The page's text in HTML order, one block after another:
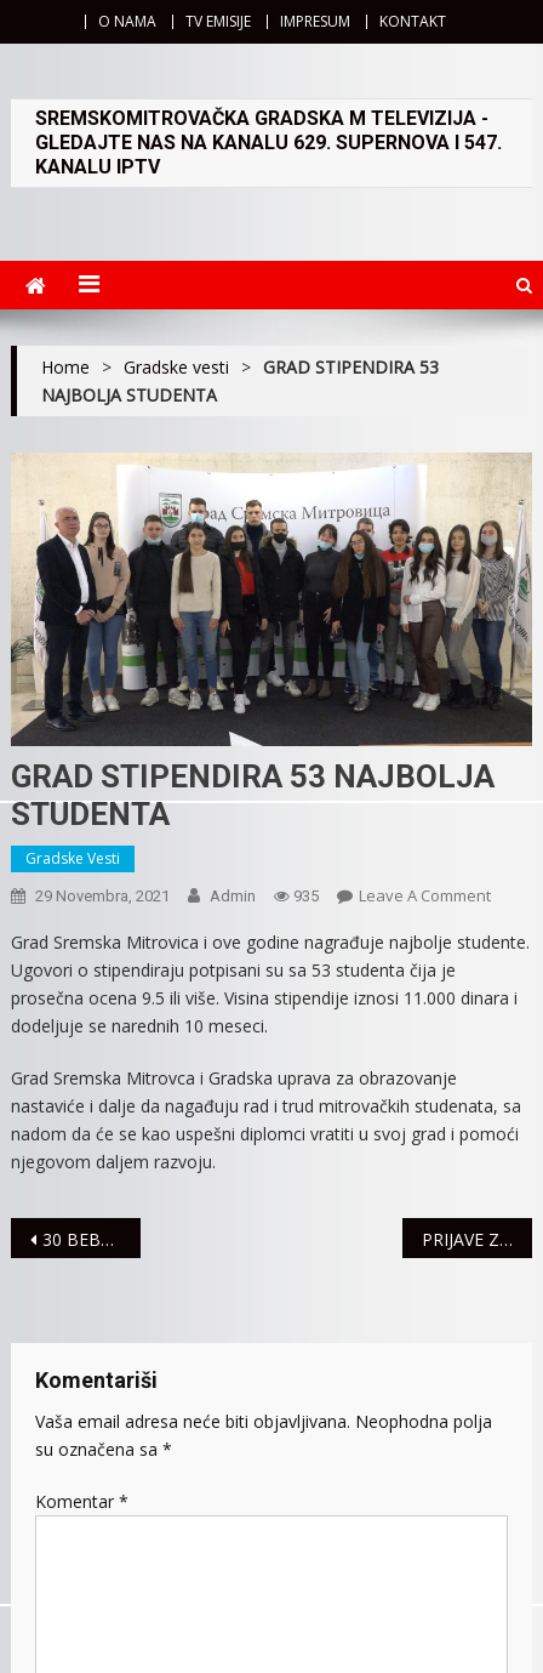
O NAMA TV EMISIJE IMPRESUM KONTAKT
SREMSKOMITROVAČKA GRADSKA M TELEVIZIJA -
GLEDAJTE NAS NA KANALU 629. SUPERNOVA I 547.
KANALU IPTV
Home > Gradske vesti > GRAD STIPENDIRA 53
NAJBOLJA STUDENTA
GRAD STIPENDIRA 53 NAJBOLJA
STUDENTA
Gradske Vesti
29 Novembra, 2021 Admin 935 Leave A CommentOn
Grad Sremska Mitrovica i ove godine nagrađuje najbolje studente.
Ugovori o stipendiraju potpisani su sa 53 studenta čija je
prosečna ocena 9.5 ili više. Visina stipendije iznosi 11.000 dinara i
dodeljuje se narednih 10 meseci.
Grad Sremska Mitrovca i Gradska uprava za obrazovanje
nastaviće i dalje da nagađuju rad i trud mitrovačkih studenata, sa
nadom da će se kao uspešni diplomci vratiti u svoj grad i pomoći
njegovom daljem razvoju.
Navigacija
30 BEBA ROĐENO U MITROVAČKOM PORODILIŠTU PRIJAVE ZA “NOVOGODIŠNJU ULICU” SU U TOKU
Komentariši
Vaša email adresa neće biti objavljivana. Neophodna polja
su označena sa *
Komentar *